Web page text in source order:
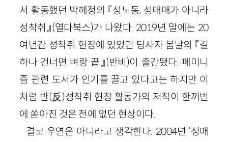
서 활동했던 박혜정의 『성노동, 성매매가 아니라
성착취』(열다북스)가 나왔다. 2019년 말에는 20
여년간 성착취 현장에 있었던 당사자 봄날의 『길
하나 건너면 벼랑 끝』(반비)이 출간됐다. 페미니
즘 관련 도서가 인기를 끌고 있다고는 하지만 이
처럼 반(反)성착취 현장 활동가의 저작이 한꺼번
에 쏟아진 것은 전에 없던 현상이다.
결코 우연은 아니라고 생각한다. 2004년 ‘성매